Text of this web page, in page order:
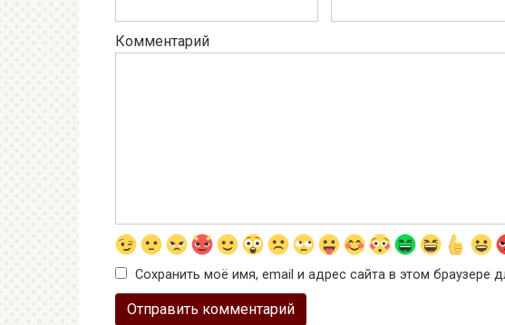
Комментарий
Сохранить моё имя, email и адрес сайта в этом браузере